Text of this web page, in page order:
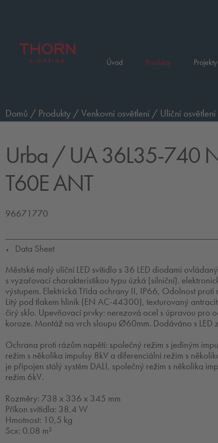
Úvod Produkty
Domů / Produkty /Venkovní osvětlení / Uliční osvětlení
Urba / UA 36L35-740
T60E ANT
96671770
▼
Data Sheet
Městské malý uliční LED svítidlo s 36 LED diodami
s vyzařovací charakteristikou typu úzká (silniční).
výstupem. Elektrická Třída ochrany II, IP66, Odolnost proti
Litý pod tlakem hliník (EN AC-44300), texturovaný
čirý sklo. Upevňovací prvky: nerezová ocel s úpravou pro
koroze. Montáž na vrch sloupu Ø60mm. Dodáváno s
Ochrana proti rázům napětí: společný režim s jediným
režim s několika impulsy 8kV a diferenciální režim s
je připojen stálý systém DALI, společný režim s několika
režim 6kV.
Rozměry: 738 x 336 x 345 mm
Příkon svítidla: 38,4 W
Hmotnost: 10,5 kg
Scx: 0.08 m²